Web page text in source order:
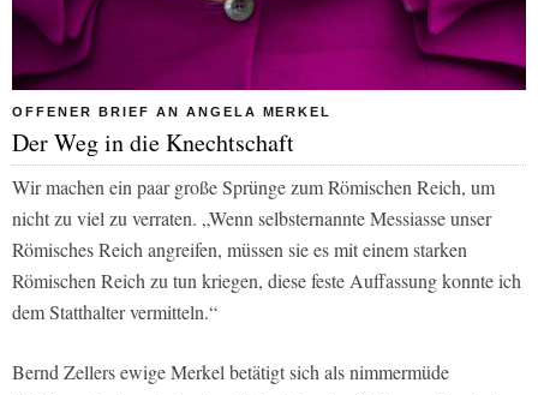
OFFENER BRIEF AN ANGELA MERKEL
Der Weg in die Knechtschaft
Wir machen ein paar große Sprünge zum Römischen Reich, um
nicht zu viel zu verraten. „Wenn selbsternannte Messiasse unser
Römisches Reich angreifen, müssen sie es mit einem starken
Römischen Reich zu tun kriegen, diese feste Auffassung konnte ich
dem Statthalter vermitteln.“
Bernd Zellers ewige Merkel betätigt sich als nimmermüde